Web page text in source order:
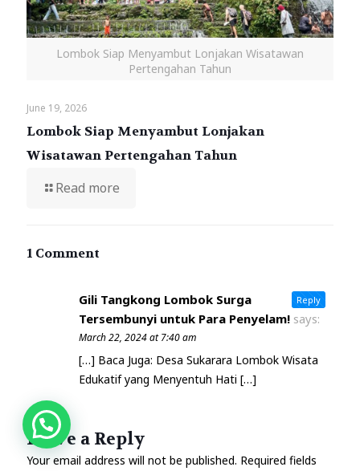
Lombok Siap Menyambut Lonjakan Wisatawan
Pertengahan Tahun
June 19, 2026
Lombok Siap Menyambut Lonjakan
Wisatawan Pertengahan Tahun
Read more
1 Comment
Gili Tangkong Lombok Surga
Tersembunyi untuk Para Penyelam! says:
March 22, 2024 at 7:40 am
[…] Baca Juga: Desa Sukarara Lombok Wisata
Edukatif yang Menyentuh Hati […]
Reply
Leave a Reply
Your email address will not be published. Required fields